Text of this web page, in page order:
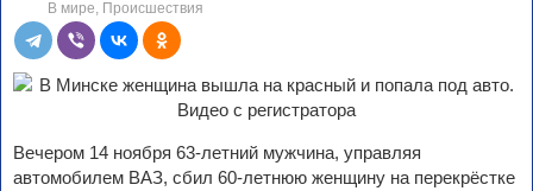
В мире Происшествия
Вечером 14 ноября 63-летний мужчина, управляя
автомобилем ВАЗ, сбил 60-летнюю женщину на перекрёстке